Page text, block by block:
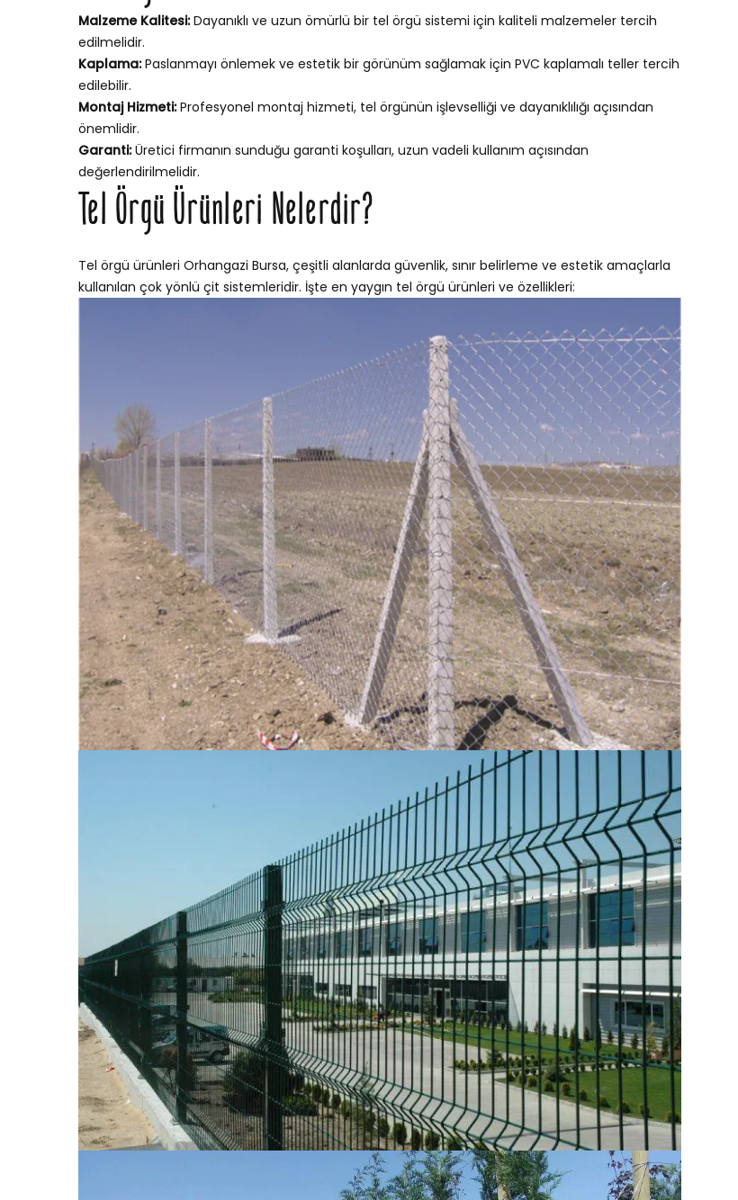
Malzeme Kalitesi:Dayanıklı ve uzun ömürlü bir tel örgü sistemi için kaliteli malzemeler tercih
edilmelidir.
Kaplama:Paslanmayı önlemek ve estetik bir görünüm sağlamak için PVC kaplamalı teller tercih
edilebilir.
Montaj Hizmeti:Profesyonel montaj hizmeti, tel örgünün işlevselliği ve dayanıklılığı açısından
önemlidir.
Garanti:Üretici firmanın sunduğu garanti koşulları, uzun vadeli kullanım açısından
değerlendirilmelidir.
Tel Örgü Ürünleri Nelerdir?
Tel örgü ürünleri Orhangazi Bursa, çeşitli alanlarda güvenlik, sınır belirleme ve estetik amaçlarla
kullanılan çok yönlü çit sistemleridir. İşte en yaygın tel örgü ürünleri ve özellikleri: